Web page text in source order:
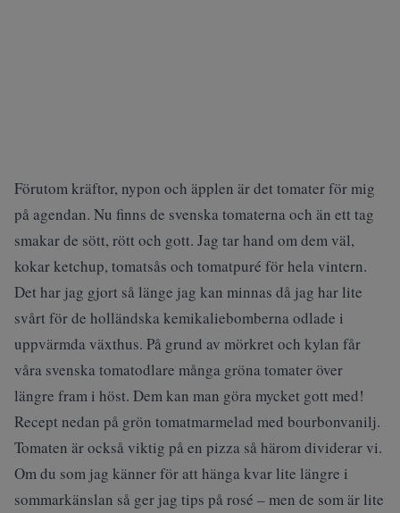
Förutom kräftor, nypon och äpplen är det tomater för mig
på agendan. Nu finns de svenska tomaterna och än ett tag
smakar de sött, rött och gott. Jag tar hand om dem väl,
kokar ketchup, tomatsås och tomatpuré för hela vintern.
Det har jag gjort så länge jag kan minnas då jag har lite
svårt för de holländska kemikaliebomberna odlade i
uppvärmda växthus. På grund av mörkret och kylan får
våra svenska tomatodlare många gröna tomater över
längre fram i höst. Dem kan man göra mycket gott med!
Recept nedan på grön tomatmarmelad med bourbonvanilj.
Tomaten är också viktig på en pizza så härom dividerar vi.
Om du som jag känner för att hänga kvar lite längre i
sommarkänslan så ger jag tips på rosé – men de som är lite